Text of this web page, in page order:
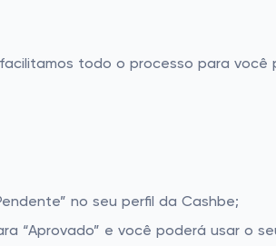
todo o processo para
no seu perfil da Cashbe;
“Aprovado” e você poderá usar o